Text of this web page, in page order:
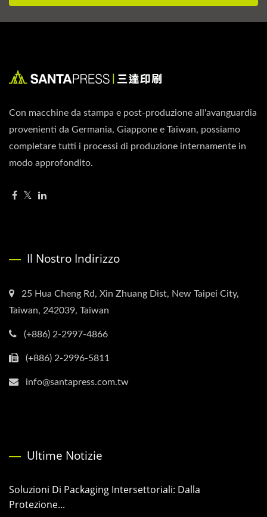
Con macchine da stampa e post-produzione all'avanguardia
provenienti da Germania, Giappone e Taiwan, possiamo
completare tutti i processi di produzione internamente in
modo approfondito.
Il Nostro Indirizzo
25 Hua Cheng Rd, Xin Zhuang Dist, New Taipei City,
Taiwan, 242039, Taiwan
(+886) 2-2997-4866
(+886) 2-2996-5811
info@santapress.com.tw
Ultime Notizie
Soluzioni Di Packaging Intersettoriali: Dalla
Protezione...